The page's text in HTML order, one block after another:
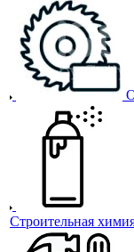
Строительная